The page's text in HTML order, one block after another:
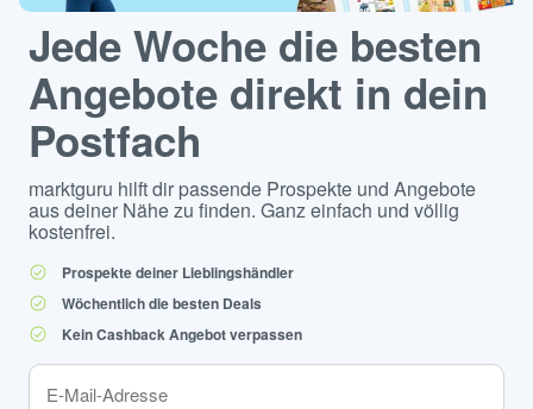
Jede Woche die besten
Angebote direkt in dein
Postfach
marktguru hilft dir passende Prospekte und Angebote
aus deiner Nähe zu finden. Ganz einfach und völlig
kostenfrei.
Prospekte deiner Lieblingshändler
Wöchentlich die besten Deals
Kein Cashback Angebot verpassen